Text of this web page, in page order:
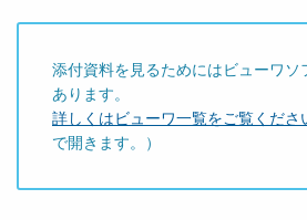
添付資料を見るためにはビューワソ
あります。
詳しくはビューワ一覧をご覧くださ
で開きます。）